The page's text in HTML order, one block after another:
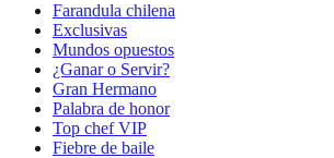
Farandula chilena
Exclusivas
Mundos opuestos
¿Ganar o Servir?
Gran Hermano
Palabra de honor
Top chef VIP
Fiebre de baile